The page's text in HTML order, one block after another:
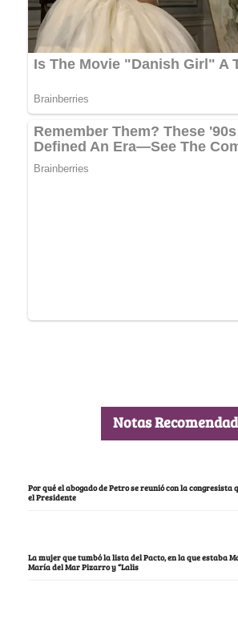
Notas
Por qué el abogado de Petro se reunió con la congresista
el Presidente
La mujer que tumbó la lista del Pacto, en la que estaba
María del Mar Pizarro y “Lalis